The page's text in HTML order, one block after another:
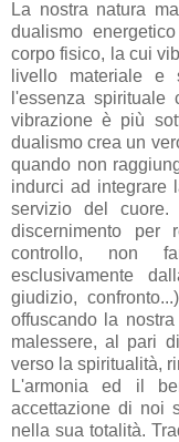
La nostra natura
dualismo
corpo fisico, la cui
livello materiale
l'essenza
vibrazione è più
dualismo crea un
quando non
indurci ad integrare
servizio del
discernimento per
controllo, non
esclusivamente
giudizio,
offuscando la
malessere, al pari
verso la spiritualità,
L'armonia ed il
accettazione di noi
nella sua totalità.